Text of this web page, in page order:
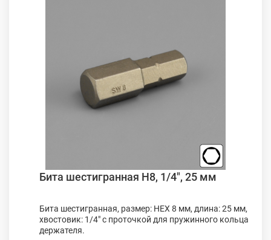
Бита шестигранная H8, 1/4", 25 мм
Бита шестигранная, размер: HEX 8 мм, длина: 25 мм,
хвостовик: 1/4" с проточкой для пружинного кольца
держателя.